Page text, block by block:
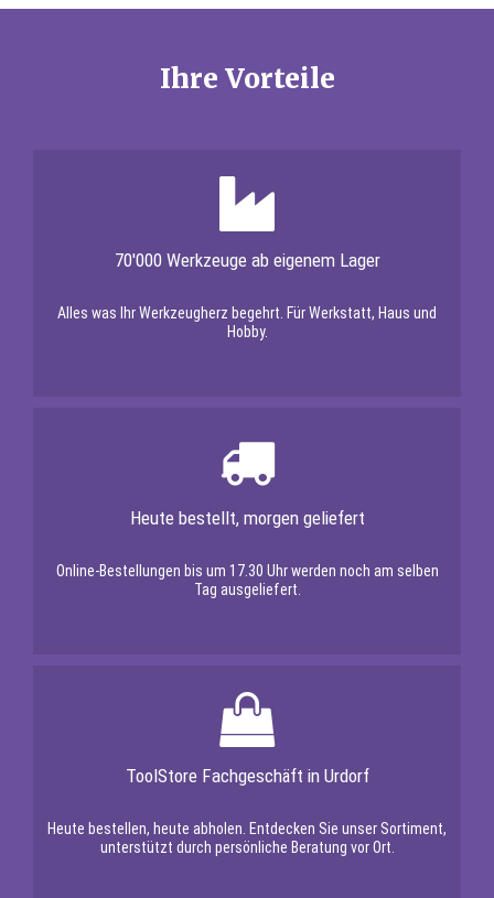
Ihre Vorteile
70'000 Werkzeuge ab eigenem Lager
Alles was Ihr Werkzeugherz begehrt. Für Werkstatt, Haus und
Hobby.
Heute bestellt, morgen geliefert
Online-Bestellungen bis um 17.30 Uhr werden noch am selben
Tag ausgeliefert.
ToolStore Fachgeschäft in Urdorf
Heute bestellen, heute abholen. Entdecken Sie unser Sortiment,
unterstützt durch persönliche Beratung vor Ort.